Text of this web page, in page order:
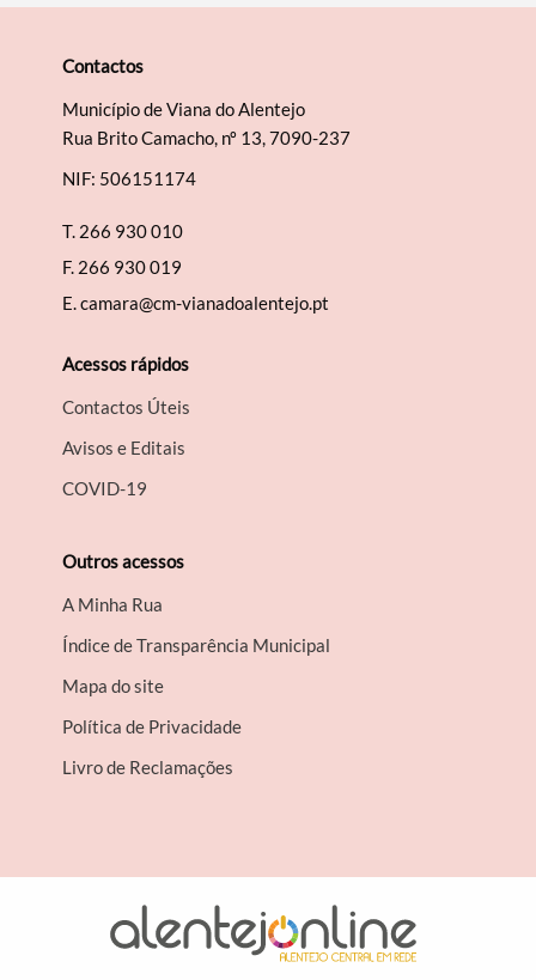
Contactos
Município de Viana do Alentejo
Rua Brito Camacho, nº 13, 7090-237
NIF: 506151174
T. 266 930 010
F. 266 930 019
E.camara@cm-vianadoalentejo.pt
Acessos rápidos
Contactos Úteis
Avisos e Editais
COVID-19
Outros acessos
A Minha Rua
Índice de Transparência Municipal
Mapa do site
Política de Privacidade
Livro de Reclamações